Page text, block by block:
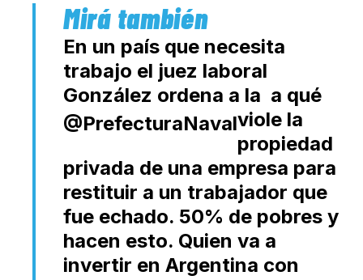
En un país que necesita
trabajo el juez laboral
González ordena a la ⁦
@PrefecturaNaval
⁩ a qué
viole la
propiedad
privada de una empresa para
restituir a un trabajador que
fue echado. 50% de pobres y
hacen esto. Quien va a
invertir en Argentina con